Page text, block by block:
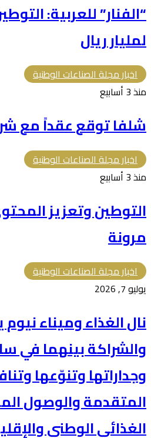
“الفنار” للعربية:
لمليار ريال
اخبار مجلة الصناعات الوطنية
منذ 3 أسابيع
شلفا توقع عقداً مع شركة
اخبار مجلة الصناعات الوطنية
منذ 3 أسابيع
التوطين وتعزيز
مرونة
اخبار مجلة الصناعات الوطنية
يوليو 7, 2026
نال الغذاء وميناء
والشراكة بينهما في
وجداراتها وتنوّعها
المتقدمة والوصول
الغذائي الوطني